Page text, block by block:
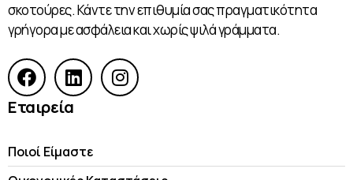
σκοτούρες. Κάντε την επιθυμία σας πραγματικότητα
γρήγορα με ασφάλεια και χωρίς ψιλά γράμματα.
Εταιρεία
Ποιοί Είμαστε